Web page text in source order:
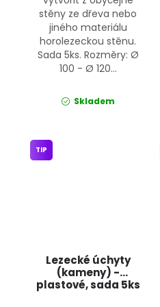
stěny ze dřeva nebo
jiného materiálu
horolezeckou stěnu.
Sada 5ks. Rozměry: Ø
100 - Ø 120...
Skladem
Lezecké úchyty
(kameny) -
plastové, sada 5ks
TIP